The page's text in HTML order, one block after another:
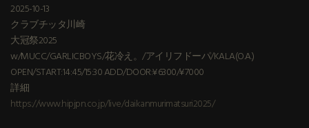
2025-10-13
クラブチッタ川崎
大冠祭2025
w/MUCC/GARLICBOYS/花冷え。/アイリフドーパ/KALA(O.A.)
OPEN/START:14:45/15:30 ADD/DOOR:¥6300/¥7000
詳細
https://www.hipjpn.co.jp/live/daikanmurimatsuri2025/